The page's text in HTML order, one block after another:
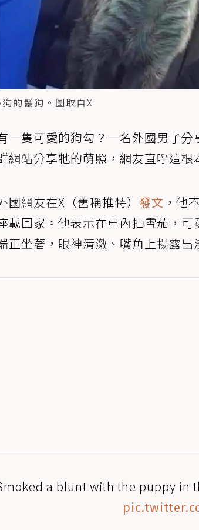
的鬣狗。圖取自X
一隻可愛的狗勾？一名外國男子
網站分享牠的萌照，網友直呼這根
國網友在X（舊稱推特） 發文 ，他
載回家。他表示在車內抽雪茄，可
正坐著，眼神清澈、嘴角上揚露出
a blunt with the puppy in